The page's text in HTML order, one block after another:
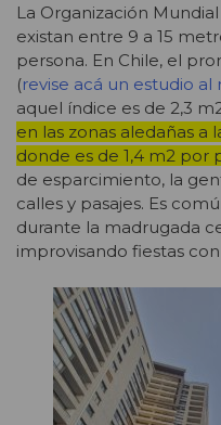
La Organización
existan entre 9 a 15
persona. En Chile, el
(revise acá un estudio al
aquel índice es de 2,3 m
en las zonas aledañas a
donde es de 1,4 m2 por
de esparcimiento, la
calles y pasajes. Es
durante la madrugada
improvisando fiestas